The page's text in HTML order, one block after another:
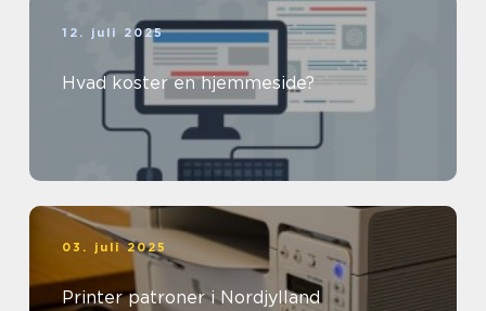
12. juli 2025
Hvad koster en hjemmeside?
03. juli 2025
Printer patroner i Nordjylland